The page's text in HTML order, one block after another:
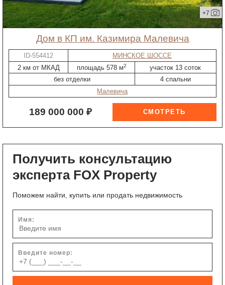
+7
дом в КП им. Казимира Малевича
ID-554412
МИНСКОЕ ШОССЕ
2 км от МКАД
площадь 578 м2
участок 13 соток
без отделки
4 спальни
Малевича
189 000 000 ₽
Получить консультацию
эксперта FOX Property
Поможем найти, купить или продать недвижимость
Имя:
Введите номер: